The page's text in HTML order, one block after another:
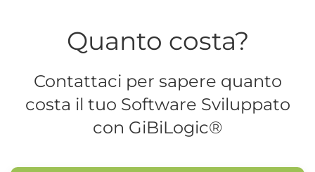
Quanto costa?
Contattaci per sapere quanto
costa il tuo Software Sviluppato
con GiBiLogic®